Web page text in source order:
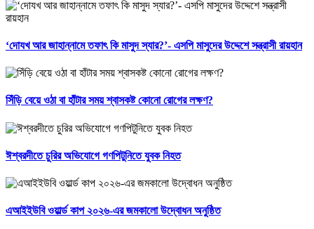
‘দোযখ আর জাহান্নামে তফাৎ কি মাসুদ স্যার?’- এসপি মাসুদের উদ্দেশে সন্ত্রাসী রায়হান
সিঁড়ি বেয়ে ওঠা বা হাঁটার সময় শ্বাসকষ্ট কোনো রোগের লক্ষণ?
ঈশ্বরদীতে চুরির অভিযোগে গণপিটুনিতে যুবক নিহত
এআইইউবি ওয়ার্ল্ড কাপ ২০২৬-এর জমকালো উদ্বোধন অনুষ্ঠিত